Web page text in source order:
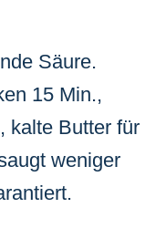
Säure.
15 Min.,
kalte Butter für
weniger